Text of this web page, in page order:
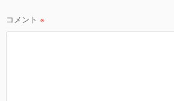
コメント ※